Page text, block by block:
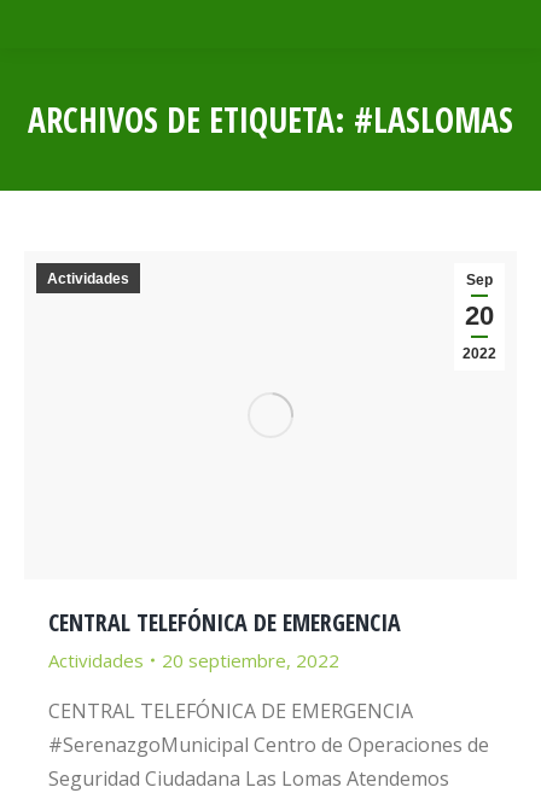
ARCHIVOS DE ETIQUETA: #LASLOMAS
Sep
20
2022
Actividades
CENTRAL TELEFÓNICA DE EMERGENCIA
Actividades 20 septiembre, 2022
CENTRAL TELEFÓNICA DE EMERGENCIA
#SerenazgoMunicipal Centro de Operaciones de
Seguridad Ciudadana Las Lomas Atendemos